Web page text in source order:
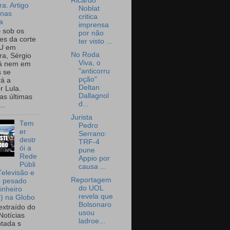
Artigo
sob os
da corte
em
Sérgio
nem em
se
a
Lula.
últimas
Tem
er
destr
ói a
Rede
Públi
e
pesado
na Globo
do
s
Noblat
critica
imprensa
por não
ter visto ...
No Roda
Viva, o
"anticorru
pção"
Deltan
Dallagnol
d...
Jurista
Pedro
Serrano:
TRF-4
pune
Appio por
causa ...
Reportagem
do UOL
revela que
Bolsonaro
usou
ladroe...